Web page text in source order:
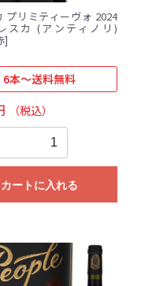
プリミティーヴォ 2024
スカ (アンティノリ)
赤]
6本～送料無料
（税込）
カートに入れる